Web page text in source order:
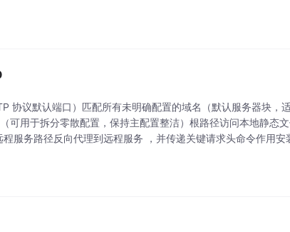
协议默认端口）匹配所有未明确配置的域名（默认服务器块，
可用于拆分零散配置，保持主配置整洁）根路径访问本地静态文
服务路径反向代理到远程服务 ，并传递关键请求头命令作用安